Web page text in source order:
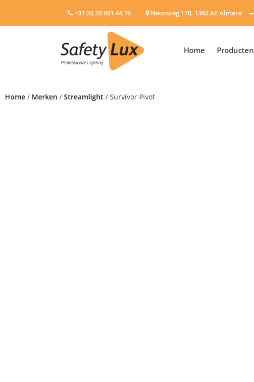
+31 (0) 35 691 44 76 Neonweg 170, 1362 AE Almere
Home Producten
Home / Merken / Streamlight / Survivor Pivot